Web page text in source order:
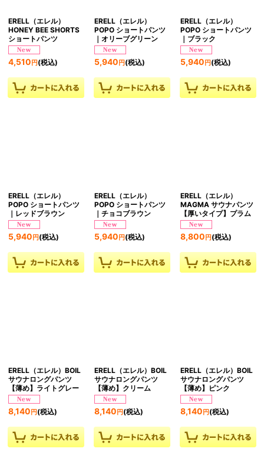
ERELL（エレル）
HONEY BEE SHORTS
ショートパンツ
4,510 円 (税込)
ERELL（エレル）
POPO ショートパンツ
｜オリーブグリーン
5,940 円(税込)
ERELL（エレル）
POPO ショートパンツ
｜ブラック
5,940 円(税込)
ERELL（エレル）
POPO ショートパンツ
｜レッドブラウン
5,940 円 (税込)
ERELL（エレル）
POPO ショートパンツ
｜チョコブラウン
5,940 円(税込)
ERELL（エレル）
MAGMA サウナパンツ
【厚いタイプ】プラム
8,800 円(税込)
ERELL（エレル）BOIL
サウナロングパンツ
【薄め】ライトグレー
8,140 円 (税込)
ERELL（エレル）BOIL
サウナロングパンツ
【薄め】クリーム
8,140 円(税込)
ERELL（エレル）BOIL
サウナロングパンツ
【薄め】ピンク
8,140 円(税込)